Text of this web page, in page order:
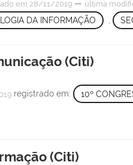
em 28/11/2019 — última
DA INFORMAÇÃO
(Citi)
registrado em: 10º
(Citi)